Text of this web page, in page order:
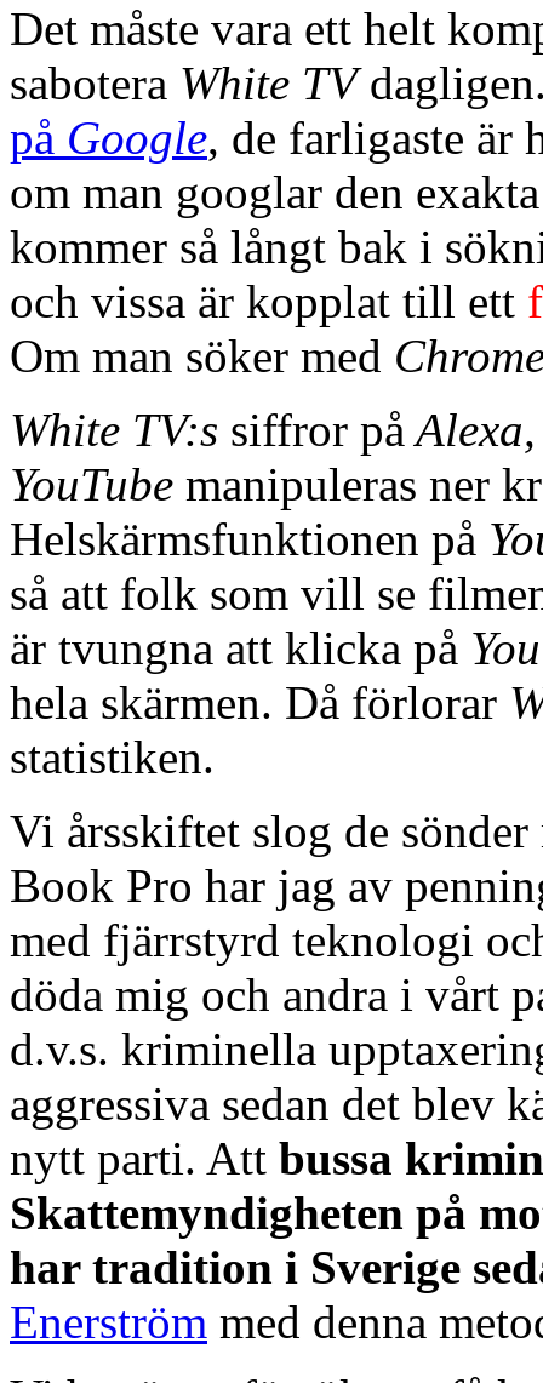
Det måste vara ett helt
sabotera White TV
på Google, de farligaste är
om man googlar den
kommer så långt bak i
och vissa är kopplat till ett
Om man söker med
White TV:s siffror på
YouTube manipuleras ner
Helskärmsfunktionen på
så att folk som vill se
är tvungna att klicka på
hela skärmen. Då förlorar
statistiken.
Vi årsskiftet slog de
Book Pro har jag av
med fjärrstyrd teknologi
döda mig och andra i vårt
d.v.s. kriminella
aggressiva sedan det blev
nytt parti. Att bussa
Skattemyndigheten på
har tradition i Sverige
Enerström med denna